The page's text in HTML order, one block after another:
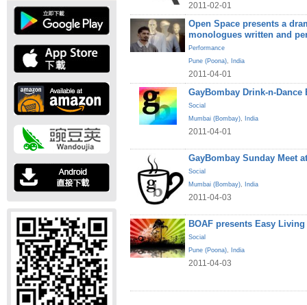
2011-02-01
Open Space presents a
monologues written and
Performance
Pune (Poona), India
2011-04-01
GayBombay Drink-n-Dance
Social
Mumbai (Bombay), India
2011-04-01
GayBombay Sunday Meet
Social
Mumbai (Bombay), India
2011-04-03
BOAF presents Easy
Social
Pune (Poona), India
2011-04-03